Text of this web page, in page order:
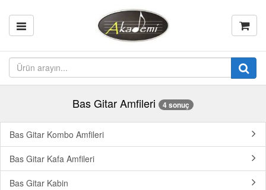
Bas Gitar Amfileri 4 sonuç
Bas Gitar Kombo Amfileri
Bas Gitar Kafa Amfileri
Bas Gitar Kabin